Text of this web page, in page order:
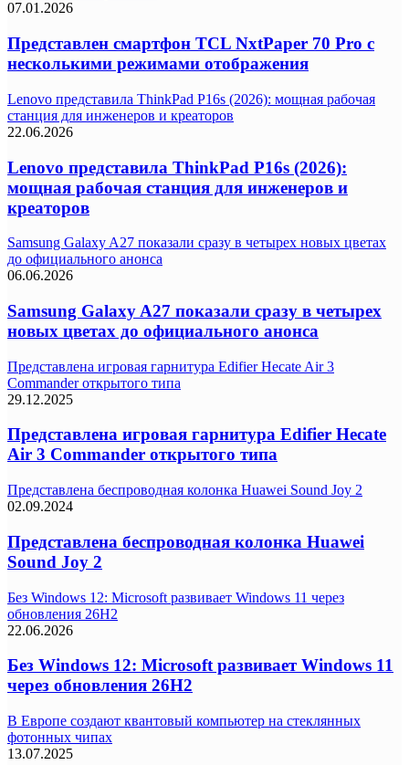
07.01.2026
Представлен смартфон TCL NxtPaper 70 Pro с
несколькими режимами отображения
Lenovo представила ThinkPad P16s (2026): мощная рабочая
станция для инженеров и креаторов
22.06.2026
Lenovo представила ThinkPad P16s (2026):
мощная рабочая станция для инженеров и
креаторов
Samsung Galaxy A27 показали сразу в четырех новых цветах
до официального анонса
06.06.2026
Samsung Galaxy A27 показали сразу в четырех
новых цветах до официального анонса
Представлена игровая гарнитура Edifier Hecate Air 3
Commander открытого типа
29.12.2025
Представлена игровая гарнитура Edifier Hecate
Air 3 Commander открытого типа
Представлена беспроводная колонка Huawei Sound Joy 2
02.09.2024
Представлена беспроводная колонка Huawei
Sound Joy 2
Без Windows 12: Microsoft развивает Windows 11 через
обновления 26H2
22.06.2026
Без Windows 12: Microsoft развивает Windows 11
через обновления 26H2
В Европе создают квантовый компьютер на стеклянных
фотонных чипах
13.07.2025